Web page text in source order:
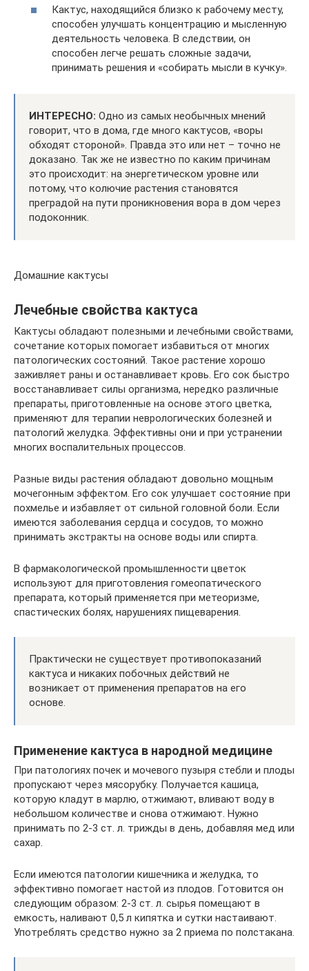
Кактус, находящийся близко к рабочему месту,
способен улучшать концентрацию и мысленную
деятельность человека. В следствии, он
способен легче решать сложные задачи,
принимать решения и «собирать мысли в кучку».
ИНТЕРЕСНО: Одно из самых необычных мнений
говорит, что в дома, где много кактусов, «воры
обходят стороной». Правда это или нет – точно не
доказано. Так же не известно по каким причинам
это происходит: на энергетическом уровне или
потому, что колючие растения становятся
преградой на пути проникновения вора в дом через
подоконник.
Домашние кактусы
Лечебные свойства кактуса
Кактусы обладают полезными и лечебными свойствами,
сочетание которых помогает избавиться от многих
патологических состояний. Такое растение хорошо
заживляет раны и останавливает кровь. Его сок быстро
восстанавливает силы организма, нередко различные
препараты, приготовленные на основе этого цветка,
применяют для терапии неврологических болезней и
патологий желудка. Эффективны они и при устранении
многих воспалительных процессов.
Разные виды растения обладают довольно мощным
мочегонным эффектом. Его сок улучшает состояние при
похмелье и избавляет от сильной головной боли. Если
имеются заболевания сердца и сосудов, то можно
принимать экстракты на основе воды или спирта.
В фармакологической промышленности цветок
используют для приготовления гомеопатического
препарата, который применяется при метеоризме,
спастических болях, нарушениях пищеварения.
Практически не существует противопоказаний
кактуса и никаких побочных действий не
возникает от применения препаратов на его
основе.
Применение кактуса в народной медицине
При патологиях почек и мочевого пузыря стебли и плоды
пропускают через мясорубку. Получается кашица,
которую кладут в марлю, отжимают, вливают воду в
небольшом количестве и снова отжимают. Нужно
принимать по 2-3 ст. л. трижды в день, добавляя мед или
сахар.
Если имеются патологии кишечника и желудка, то
эффективно помогает настой из плодов. Готовится он
следующим образом: 2-3 ст. л. сырья помещают в
емкость, наливают 0,5 л кипятка и сутки настаивают.
Употреблять средство нужно за 2 приема по полстакана.